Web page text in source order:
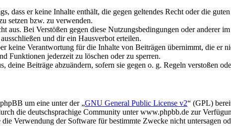
dass er keine Inhalte enthält, die gegen geltendes Recht oder die
setzen bzw. zu verwenden.
aus. Bei Verstößen gegen diese Nutzungsbedingungen oder
und dir ein Hausverbot erteilen.
keine Verantwortung für die Inhalte von Beiträgen übernimmt, die er
Funktionen jederzeit zu löschen oder zu sperren.
deine Beiträge abzuändern, sofern sie gegen o. g. Regeln verstoßen
um eine unter der „GNU General Public License v2“ (GPL)
die deutschsprachige Community unter www.phpbb.de zur
Verwendung der Software für bestimmte Zwecke nicht untersagen